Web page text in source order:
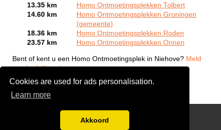
Cookies are used for ads personalisation.
Learn more
Akkoord
13.35 km
Homo Ontmoetingsplekken Tolbert
14.60 km
Homo Ontmoetingsplekken Groningen
(gemeente)
18.36 km
Homo Ontmoetingsplekken Roden
23.57 km
Homo Ontmoetingsplekken Onnen
Bent of kent u een Homo Ontmoetingsplek in Niehove? Meld
een bedrijf gratis aan